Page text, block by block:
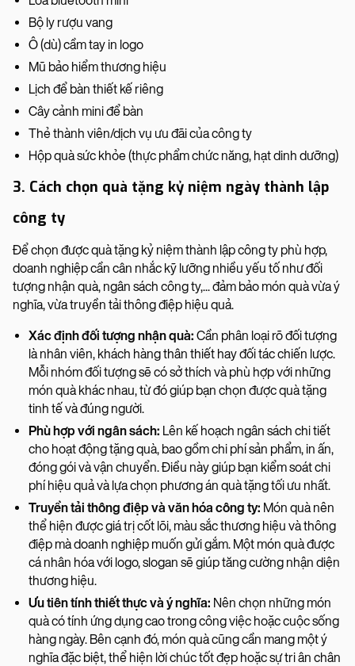
Bộ ly rượu vang
Ô (dù) cầm tay in logo
Mũ bảo hiểm thương hiệu
Lịch để bàn thiết kế riêng
Cây cảnh mini để bàn
Thẻ thành viên/dịch vụ ưu đãi của công ty
Hộp quà sức khỏe (thực phẩm chức năng, hạt dinh dưỡng)
3. Cách chọn quà tặng kỷ niệm ngày thành lập
công ty
Để chọn được quà tặng kỷ niệm thành lập công ty phù hợp,
doanh nghiệp cần cân nhắc kỹ lưỡng nhiều yếu tố như đối
tượng nhận quà, ngân sách công ty,... đảm bảo món quà vừa ý
nghĩa, vừa truyền tải thông điệp hiệu quả.
Xác định đối tượng nhận quà: Cần phân loại rõ đối tượng
là nhân viên, khách hàng thân thiết hay đối tác chiến lược.
Mỗi nhóm đối tượng sẽ có sở thích và phù hợp với những
món quà khác nhau, từ đó giúp bạn chọn được quà tặng
tinh tế và đúng người.
Phù hợp với ngân sách: Lên kế hoạch ngân sách chi tiết
cho hoạt động tặng quà, bao gồm chi phí sản phẩm, in ấn,
đóng gói và vận chuyển. Điều này giúp bạn kiểm soát chi
phí hiệu quả và lựa chọn phương án quà tặng tối ưu nhất.
Truyền tải thông điệp và văn hóa công ty: Món quà nên
thể hiện được giá trị cốt lõi, màu sắc thương hiệu và thông
điệp mà doanh nghiệp muốn gửi gắm. Một món quà được
cá nhân hóa với logo, slogan sẽ giúp tăng cường nhận diện
thương hiệu.
Ưu tiên tính thiết thực và ý nghĩa: Nên chọn những món
quà có tính ứng dụng cao trong công việc hoặc cuộc sống
hàng ngày. Bên cạnh đó, món quà cũng cần mang một ý
nghĩa đặc biệt, thể hiện lời chúc tốt đẹp hoặc sự tri ân chân